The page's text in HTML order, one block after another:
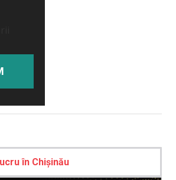
în Chișinău